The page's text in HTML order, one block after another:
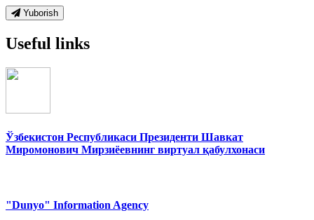
Yuborish
Useful links
Ўзбекистон Республикаси Президенти Шавкат
Миромонович Мирзиёевнинг виртуал қабулхонаси
"Dunyo" Information Agency